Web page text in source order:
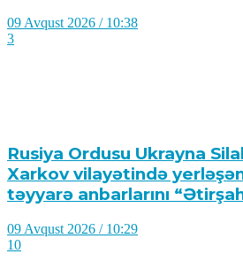
09 Avqust 2026 / 10:38
3
Rusiya Ordusu Ukrayna
Xarkov vilayətində
təyyarə anbarlarını
09 Avqust 2026 / 10:29
10